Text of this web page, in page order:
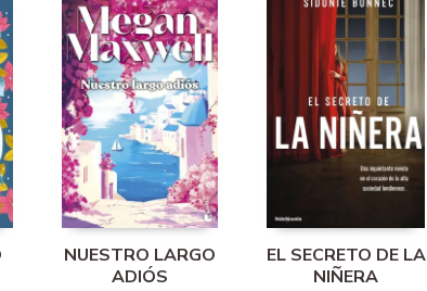
NUESTRO LARGO
ADIÓS
EL SECRETO DE LA
NIÑERA